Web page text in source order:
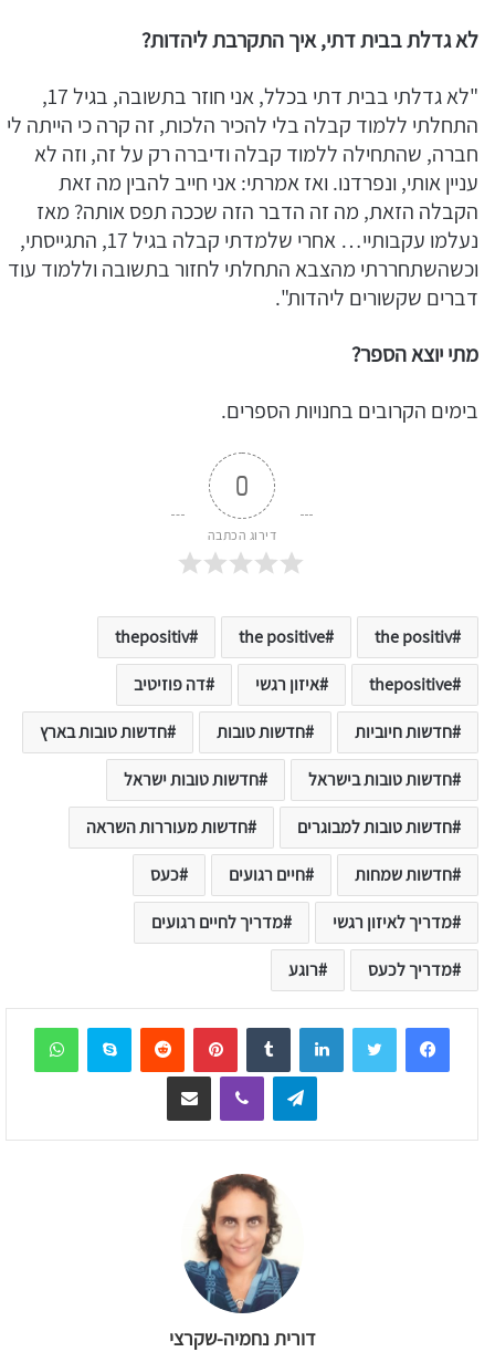
לא גדלת בבית דתי, איך התקרבת ליהדות?
"לא גדלתי בבית דתי בכלל, אני חוזר בתשובה, בגיל 17,
התחלתי ללמוד קבלה בלי להכיר הלכות, זה קרה כי הייתה לי
חברה, שהתחילה ללמוד קבלה ודיברה רק על זה, וזה לא
עניין אותי, ונפרדנו. ואז אמרתי: אני חייב להבין מה זאת
הקבלה הזאת, מה זה הדבר הזה שככה תפס אותה? מאז
נעלמו עקבותיי… אחרי שלמדתי קבלה בגיל 17, התגייסתי,
וכשהשתחררתי מהצבא התחלתי לחזור בתשובה וללמוד עוד
דברים שקשורים ליהדות".
מתי יוצא הספר?
בימים הקרובים בחנויות הספרים.
0
דירוג הכתבה
the positiv
the positive
thepositiv
thepositive איזון רגשי דה פוזיטיב
חדשות חיוביות חדשות טובות חדשות טובות בארץ
חדשות טובות בישראל חדשות טובות ישראל
חדשות טובות למבוגרים חדשות מעוררות השראה
חדשות שמחות חיים רגועים כעס
מדריך לאיזון רגשי מדריך לחיים רגועים
מדריך לכעס רוגע
LinkedIn
Tumblr
Pinterest
Reddit
Skype
Telegram
Viber שיתוף דרך המייל
דורית נחמיה-שקרצי